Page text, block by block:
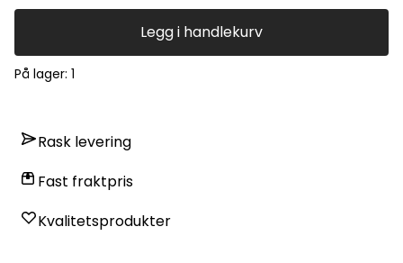
Legg i handlekurv
På lager: 1
Rask levering
Fast fraktpris
Kvalitetsprodukter